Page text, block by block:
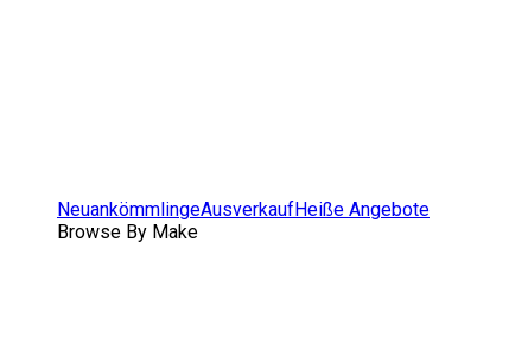
NeuankömmlingeAusverkaufHeiße Angebote
Browse By Make